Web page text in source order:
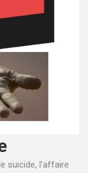
suicide, l'affaire